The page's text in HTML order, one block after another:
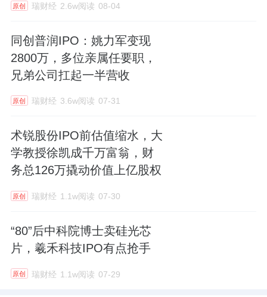
原创 瑞财经 2.6w阅读 08-04
同创普润IPO：姚力军变现
2800万，多位亲属任要职，
兄弟公司扛起一半营收
原创 瑞财经 3.6w阅读 07-31
术锐股份IPO前估值缩水，大
学教授徐凯成千万富翁，财
务总126万撬动价值上亿股权
原创 瑞财经 1.1w阅读 07-30
“80”后中科院博士卖硅光芯
片，羲禾科技IPO有点抢手
原创 瑞财经 1.1w阅读 07-29